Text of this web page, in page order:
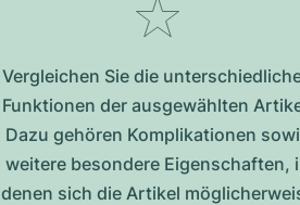
Vergleichen Sie die
Funktionen der ausgewählten
Dazu gehören Komplikationen
weitere besondere Eigenschaften,
denen sich die Artikel